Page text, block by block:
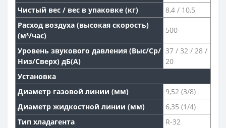
Чистый вес / вес в упаковке (кг)
8,4 / 10,5
Расход воздуха (высокая скорость)
(м³/час)
500
Уровень звукового давления (Выс/Ср/
Низ/Сверх) дБ(А)
37 / 32 / 28 /
20
Установка
Диаметр газовой линии (мм)
9,52 (3/8)
Диаметр жидкостной линии (мм)
6,35 (1/4)
Тип хладагента
R-32